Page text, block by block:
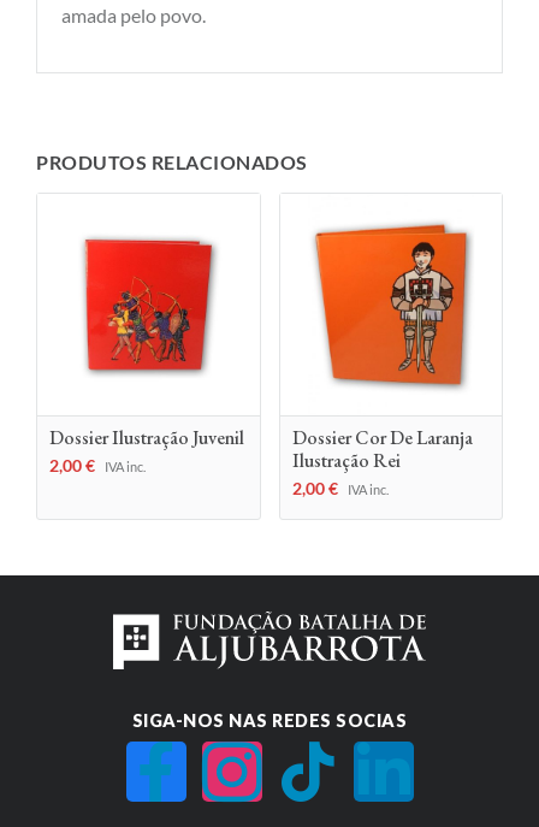
amada pelo povo.
PRODUTOS RELACIONADOS
Dossier Ilustração Juvenil
2,00€ IVA inc.
Dossier Cor De Laranja
Ilustração Rei
2,00€ IVA inc.
SIGA-NOS NAS REDES SOCIAS